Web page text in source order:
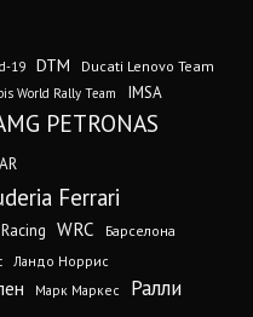
19 DTM Ducati Lenovo Team
World Rally Team IMSA
PETRONAS
Ferrari
WRC
Барселона
Ландо Норрис
Марк Маркес Ралли